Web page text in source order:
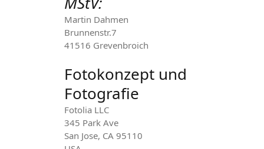
Martin Dahmen
Brunnenstr.7
41516 Grevenbroich
Fotokonzept und
Fotografie
Fotolia LLC
345 Park Ave
San Jose, CA 95110